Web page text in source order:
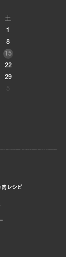
土
1
8
15
22
29
5
肉レシピ